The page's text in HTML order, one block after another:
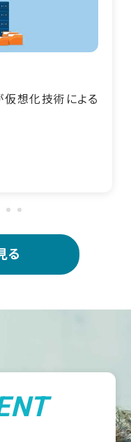
想化技術による
る